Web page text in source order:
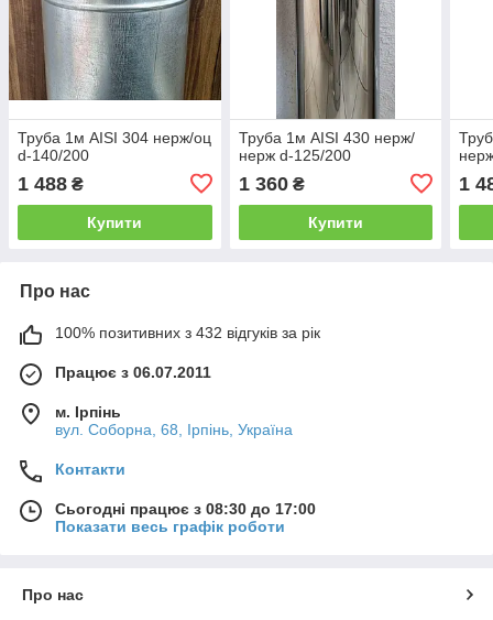
Труба 1м AISI 304 нерж/оц
d-140/200
1 488 ₴
Купити
Труба 1м AISI 430 нерж/
нерж d-125/200
1 360₴
Купити
1
Про нас
100% позитивних з 432 відгуків за рік
Працює з 06.07.2011
м. Ірпінь
вул. Соборна, 68, Ірпінь, Україна
Контакти
Сьогодні працює з 08:30 до 17:00
Показати весь графік роботи
Про нас